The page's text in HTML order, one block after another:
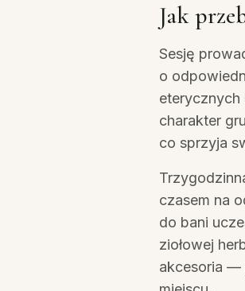
Jak
Sesję
o
eterycznych
charakter
co sprzyja
czasem na
do bani
ziołowej
akcesoria —